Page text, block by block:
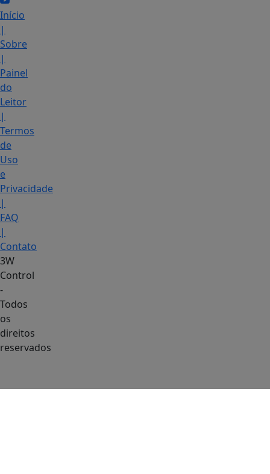
Início
|
Sobre
|
Painel
do
Leitor
|
Termos
de
Uso
e
Privacidade
|
FAQ
|
Contato
3W
Control
-
Todos
os
direitos
reservados